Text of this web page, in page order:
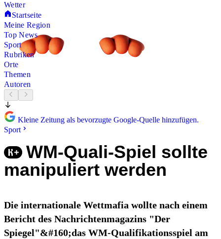
Wetter
Startseite
Meine Region
Top News
Sport
Rubriken
Orte
Themen
Autoren
Kleine Zeitung als bevorzugte Google-Quelle hinzufügen.
Sport
WM-Quali-Spiel sollte
manipuliert werden
Die internationale Wettmafia wollte nach einem
Bericht des Nachrichtenmagazins "Der
Spiegel"&#160;das WM-Qualifikationsspiel am